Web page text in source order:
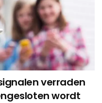
verraden
wordt